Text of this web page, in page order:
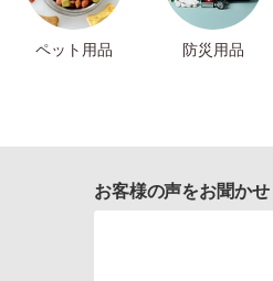
ペット用品 防災用品
お客様の声をお聞か